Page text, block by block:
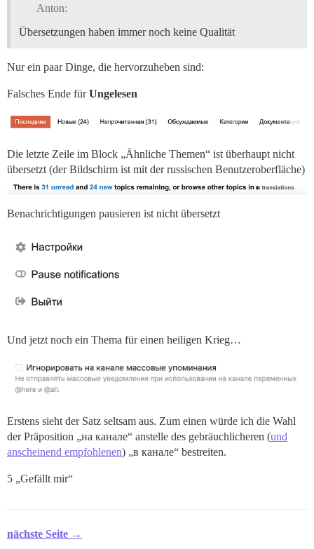
Anton:
Übersetzungen haben immer noch keine Qualität
Nur ein paar Dinge, die hervorzuheben sind:
Falsches Ende fürUngelesen
Die letzte Zeile im Block „Ähnliche Themen“ ist überhaupt nicht
übersetzt (der Bildschirm ist mit der russischen Benutzeroberfläche)
Benachrichtigungen pausieren ist nicht übersetzt
Und jetzt noch ein Thema für einen heiligen Krieg…
Erstens sieht der Satz seltsam aus. Zum einen würde ich die Wahl
der Präposition „на канале“ anstelle des gebräuchlicheren (und
anscheinend empfohlenen) „в канале“ bestreiten.
5 „Gefällt mir“
nächste Seite →